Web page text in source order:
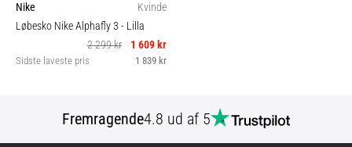
Nike
Kvinde
Løbesko Nike Alphafly 3 - Lilla
2 299 kr
1 609 kr
Sidste laveste pris 1 839 kr
Fremragende4.8 ud af 5